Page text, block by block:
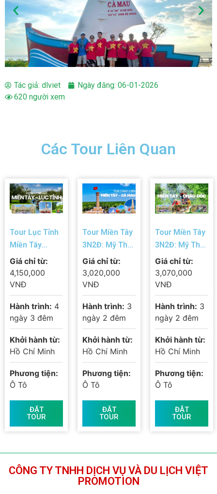
Tác giả: dlviet Ngày đăng: 06-01-2026
620 người xem
Các Tour Liên Quan
Tour Lục Tỉnh
Miền Tây
4N3Đ: Mỹ Tho
– Châu Đốc –
Cần Thơ – Cà
Mau – Bạc
Liêu – Sóc
Trăng
Giá chỉ từ:
4,150,000
VNĐ
Hành trình: 4
ngày 3 đêm
Khởi hành từ:
Hồ Chí Minh
Phương tiện:
Ô Tô
ĐẶT
TOUR
Tour Miền Tây
3N2Đ: Mỹ Tho
– Cần Thơ –
Cà Mau – Đất
Mũi – Bạc Liêu
– Sóc Trăng
Giá chỉ từ:
3,020,000
VNĐ
Hành trình: 3
ngày 2 đêm
Khởi hành từ:
Hồ Chí Minh
Phương tiện:
Ô Tô
ĐẶT
TOUR
Tour Miền Tây
3N2Đ: Mỹ Tho
– Bến Tre –
Châu Đốc –
Trà Sư – Cần
Thơ | Trọn Gói
Giá Tốt
Giá chỉ từ:
3,070,000
VNĐ
Hành trình: 3
ngày 2 đêm
Khởi hành từ:
Hồ Chí Minh
Phương tiện:
Ô Tô
ĐẶT
TOUR
CÔNG TY TNHH DỊCH VỤ VÀ DU LỊCH VIỆT
PROMOTION